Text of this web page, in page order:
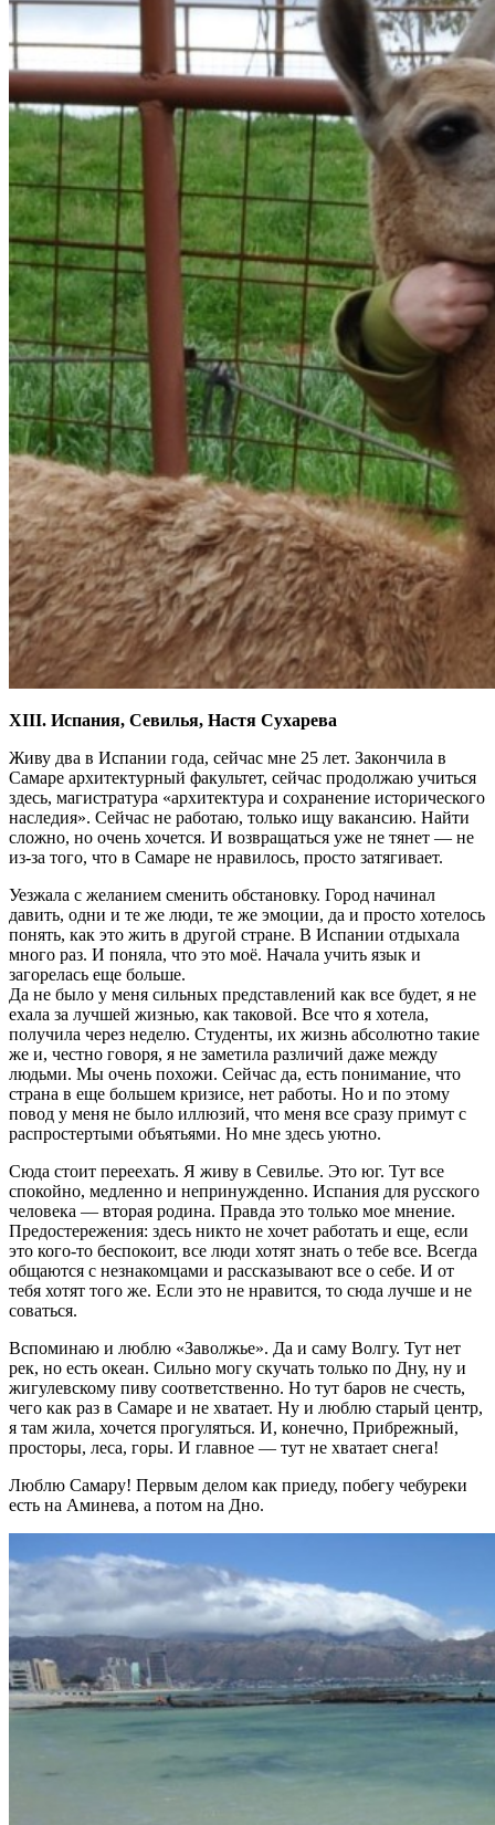
XIII. Испания, Севилья, Настя Сухарева
Живу два в Испании года, сейчас мне 25 лет. Закончила в
Самаре архитектурный факультет, сейчас продолжаю учиться
здесь, магистратура «архитектура и сохранение исторического
наследия». Сейчас не работаю, только ищу вакансию. Найти
сложно, но очень хочется. И возвращаться уже не тянет — не
из-за того, что в Самаре не нравилось, просто затягивает.
Уезжала с желанием сменить обстановку. Город начинал
давить, одни и те же люди, те же эмоции, да и просто хотелось
понять, как это жить в другой стране. В Испании отдыхала
много раз. И поняла, что это моё. Начала учить язык и
загорелась еще больше.
Да не было у меня сильных представлений как все будет, я не
ехала за лучшей жизнью, как таковой. Все что я хотела,
получила через неделю. Студенты, их жизнь абсолютно такие
же и, честно говоря, я не заметила различий даже между
людьми. Мы очень похожи. Сейчас да, есть понимание, что
страна в еще большем кризисе, нет работы. Но и по этому
повод у меня не было иллюзий, что меня все сразу примут с
распростертыми объятьями. Но мне здесь уютно.
Сюда стоит переехать. Я живу в Севилье. Это юг. Тут все
спокойно, медленно и непринужденно. Испания для русского
человека — вторая родина. Правда это только мое мнение.
Предостережения: здесь никто не хочет работать и еще, если
это кого-то беспокоит, все люди хотят знать о тебе все. Всегда
общаются с незнакомцами и рассказывают все о себе. И от
тебя хотят того же. Если это не нравится, то сюда лучше и не
соваться.
Вспоминаю и люблю «Заволжье». Да и саму Волгу. Тут нет
рек, но есть океан. Сильно могу скучать только по Дну, ну и
жигулевскому пиву соответственно. Но тут баров не счесть,
чего как раз в Самаре и не хватает. Ну и люблю старый центр,
я там жила, хочется прогуляться. И, конечно, Прибрежный,
просторы, леса, горы. И главное — тут не хватает снега!
Люблю Самару! Первым делом как приеду, побегу чебуреки
есть на Аминева, а потом на Дно.